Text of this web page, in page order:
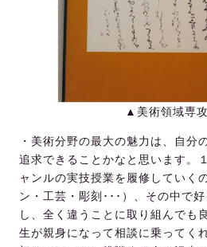
▲美術領域専
・美術分野の最大の魅力は、自分
追求できることかなと思います。
ャンルの実技授業を履修していく
ン・工芸・彫刻･･･）、その中で
し、全く違うことに取り組んでも
生が親身になって相談に乗ってく